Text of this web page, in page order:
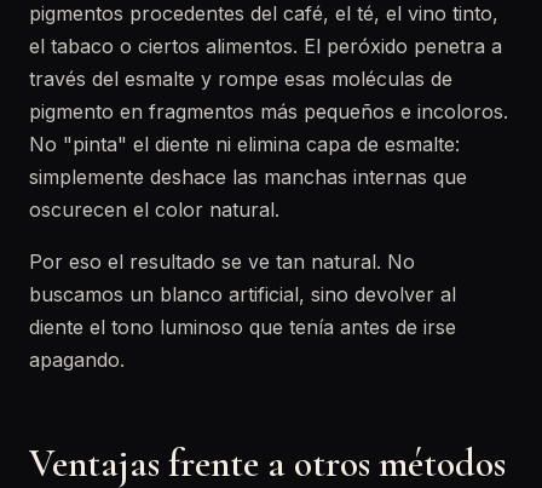
pigmentos procedentes del café, el té, el vino tinto,
el tabaco o ciertos alimentos. El peróxido penetra a
través del esmalte y rompe esas moléculas de
pigmento en fragmentos más pequeños e incoloros.
No "pinta" el diente ni elimina capa de esmalte:
simplemente deshace las manchas internas que
oscurecen el color natural.
Por eso el resultado se ve tan natural. No
buscamos un blanco artificial, sino devolver al
diente el tono luminoso que tenía antes de irse
apagando.
Ventajas frente a otros métodos